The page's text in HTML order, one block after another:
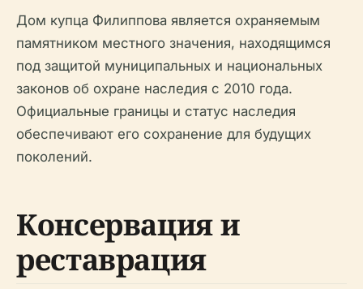
Дом купца Филиппова является охраняемым
памятником местного значения, находящимся
под защитой муниципальных и национальных
законов об охране наследия с 2010 года.
Официальные границы и статус наследия
обеспечивают его сохранение для будущих
поколений.
Консервация и
реставрация